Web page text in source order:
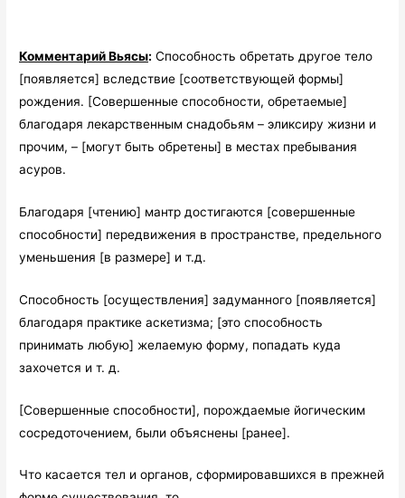
Комментарий Вьясы: Способность обретать другое тело
[появляется] вследствие [соответствующей формы]
рождения. [Совершенные способности, обретаемые]
благодаря лекарственным снадобьям – эликсиру жизни и
прочим, – [могут быть обретены] в местах пребывания
асуров.
Благодаря [чтению] мантр достигаются [совершенные
способности] передвижения в пространстве, предельного
уменьшения [в размере] и т.д.
Способность [осуществления] задуманного [появляется]
благодаря практике аскетизма; [это способность
принимать любую] желаемую форму, попадать куда
захочется и т. д.
[Совершенные способности], порождаемые йогическим
сосредоточением, были объяснены [ранее].
Что касается тел и органов, сформировавшихся в прежней